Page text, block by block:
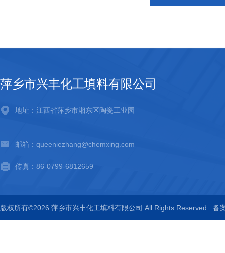
萍乡市兴丰化工填料有限公司
地址：江西省萍乡市湘东区陶瓷工业园
邮箱：queeniezhang@chemxing.com
传真：86-0799-6812659
版权所有©2026 萍乡市兴丰化工填料有限公司 All Rights Reserved 备